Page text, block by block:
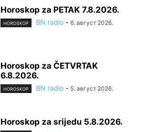
Horoskop za PETAK 7.8.2026.
HOROSKOP BN radio - 6. август 2026.
Horoskop za ČETVRTAK
6.8.2026.
HOROSKOP BN radio - 5. август 2026.
Horoskop za srijedu 5.8.2026.